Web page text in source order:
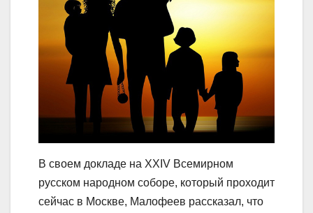
В своем докладе на XXIV Всемирном
русском народном соборе, который проходит
сейчас в Москве, Малофеев рассказал, что